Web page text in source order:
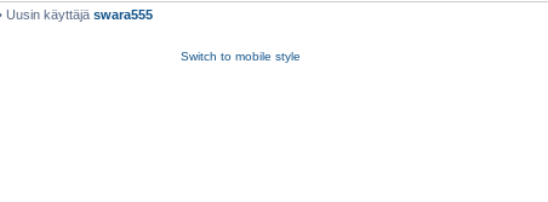
Uusin käyttäjä swara555
Switch to mobile style